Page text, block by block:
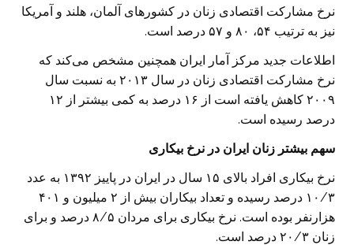
نرخ مشارکت اقتصادی زنان در کشورهای آلمان، هلند و آمریکا
نیز به ترتیب ۵۴، ۸۰ و ۵۷ درصد است.
اطلاعات جدید مرکز آمار ایران همچنین مشخص می‌کند که
نرخ مشارکت اقتصادی زنان در سال ۲۰۱۳ به نسبت سال
۲۰۰۹ کاهش یافته است از ۱۶ درصد به کمی بیشتر از ۱۲
درصد رسیده است.
سهم بیشتر زنان ایران در نرخ بیکاری
نرخ بیکاری افراد بالای ۱۵ سال در ایران در پاییز ۱۳۹۲ به عدد
۱۰/۳ درصد رسیده و تعداد بيکاران بيش از ۲ ميليون و ۴۰۱
هزارنفر بوده است. نرخ بیکاری برای مردان ۸/۵ درصد و برای
زنان ۲۰/۳ درصد است.